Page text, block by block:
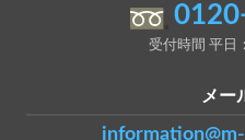
受付時間 平日
メー